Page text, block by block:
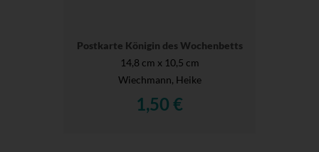
Postkarte Königin des Wochenbetts
14,8 cm x 10,5 cm
Wiechmann, Heike
1,50 €